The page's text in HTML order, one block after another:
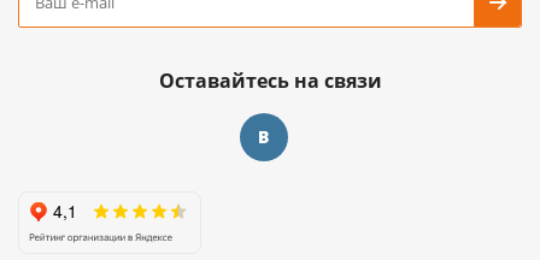
Оставайтесь на связи